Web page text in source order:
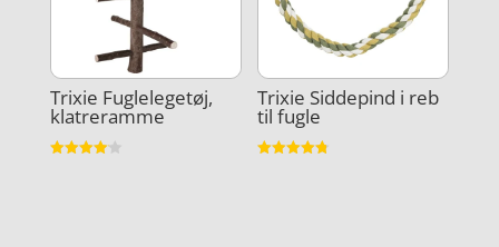
Trixie Fuglelegetøj,
klatreramme
Trixie Siddepind i reb
til fugle